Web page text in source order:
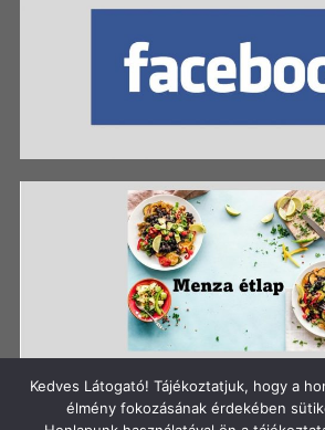
Kedves Látogató! Tájékoztatjuk, hogy a
élmény fokozásának érdekében